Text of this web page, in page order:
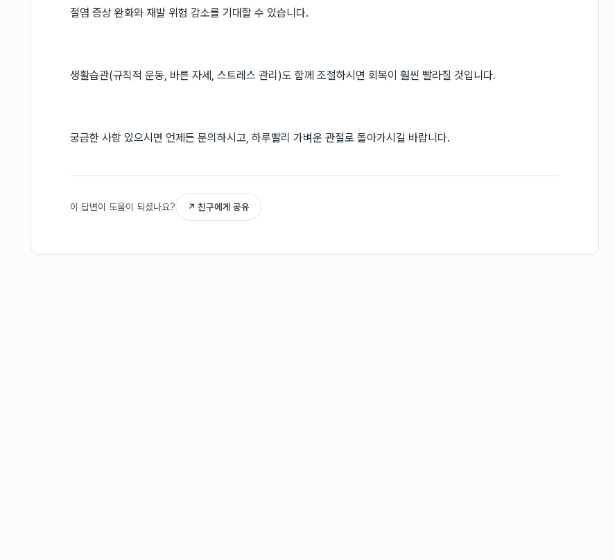
절염 증상 완화와 재발 위험 감소를 기대할 수 있습니다.
생활습관(규칙적 운동, 바른 자세, 스트레스 관리)도 함께 조절하시면 회복이 훨씬 빨라질 것입니다.
궁금한 사항 있으시면 언제든 문의하시고, 하루빨리 가벼운 관절로 돌아가시길 바랍니다.
이 답변이 도움이 되셨나요? ↗ 친구에게 공유